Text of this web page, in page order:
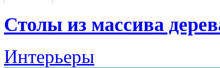
Столы из массива
Интерьеры